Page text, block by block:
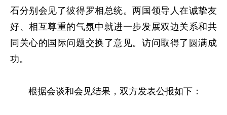
石分别会见了彼得罗相总统。两国领导人在诚挚友
好、相互尊重的气氛中就进一步发展双边关系和共
同关心的国际问题交换了意见。访问取得了圆满成
功。
根据会谈和会见结果，双方发表公报如下：